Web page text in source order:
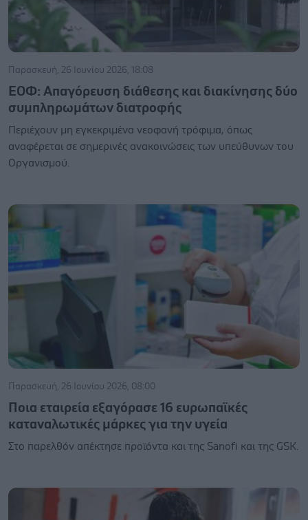
Παρασκευή, 26 Ιουνίου 2026, 18:08
ΕΟΦ: Απαγόρευση διάθεσης και διακίνησης δύο
συμπληρωμάτων διατροφής
Περιέχουν μη εγκεκριμένα νεοφανή τρόφιμα, όπως
αναφέρεται σε σημερινές ανακοινώσεις των υπεύθυνων του
Οργανισμού.
Παρασκευή, 26 Ιουνίου 2026, 08:00
Ποια εταιρεία εξαγόρασε 16 ευρωπαϊκές
καταναλωτικές μάρκες για την υγεία
Στο παρελθόν απέκτησε προϊόντα και της Sanofi και της GSK.